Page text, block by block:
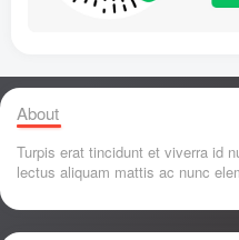
About
Turpis erat tincidunt et viverra id
lectus aliquam mattis ac nunc